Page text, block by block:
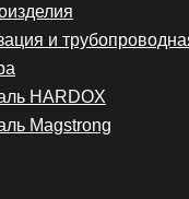
и
HARDOX
Magstrong